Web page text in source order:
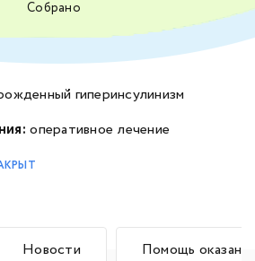
Собрано
гиперинсулинизм
оперативное лечение
Новости Помощь оказана